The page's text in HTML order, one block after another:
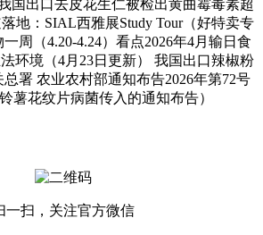
国出口去皮花生仁被检出黄曲霉毒素超
地：SIAL西雅展Study Tour（好特卖专
周（4.20-4.24）看点2026年4月输日食
环境（4月23日更新） 我国出口辣椒粉
署 农业农村部通知布告2026年第72号
薯花纹片病菌传入的通知布告）
一扫，关注官方微信